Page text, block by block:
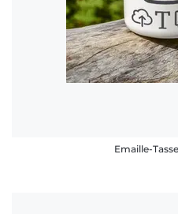
Emaille-Tasse